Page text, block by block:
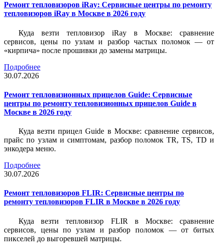
Ремонт тепловизоров iRay: Сервисные центры по ремонту
тепловизоров iRay в Москве в 2026 году
Куда везти тепловизор iRay в Москве: сравнение
сервисов, цены по узлам и разбор частых поломок — от
«кирпича» после прошивки до замены матрицы.
Подробнее
30.07.2026
Ремонт тепловизионных прицелов Guide: Сервисные
центры по ремонту тепловизионных прицелов Guide в
Москве в 2026 году
Куда везти прицел Guide в Москве: сравнение сервисов,
прайс по узлам и симптомам, разбор поломок TR, TS, TD и
энкодера меню.
Подробнее
30.07.2026
Ремонт тепловизоров FLIR: Сервисные центры по
ремонту тепловизоров FLIR в Москве в 2026 году
Куда везти тепловизор FLIR в Москве: сравнение
сервисов, цены по узлам и разбор поломок — от битых
пикселей до выгоревшей матрицы.